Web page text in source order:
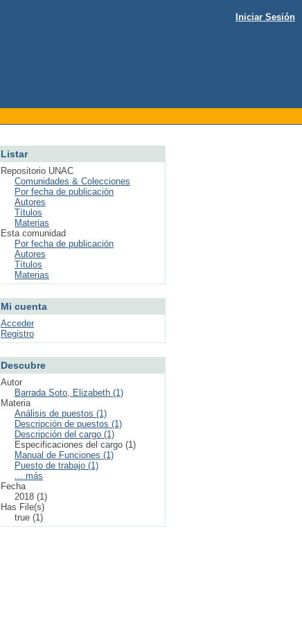
Iniciar Sesión
Listar
Repositorio UNAC
Comunidades & Colecciones
Por fecha de publicación
Autores
Títulos
Materias
Esta comunidad
Por fecha de publicación
Autores
Títulos
Materias
Mi cuenta
Acceder
Registro
Descubre
Autor
Barrada Soto, Elizabeth (1)
Materia
Análisis de puestos (1)
Descripción de puestos (1)
Descripción del cargo (1)
Especificaciones del cargo (1)
Manual de Funciones (1)
Puesto de trabajo (1)
... más
Fecha
2018 (1)
Has File(s)
true (1)